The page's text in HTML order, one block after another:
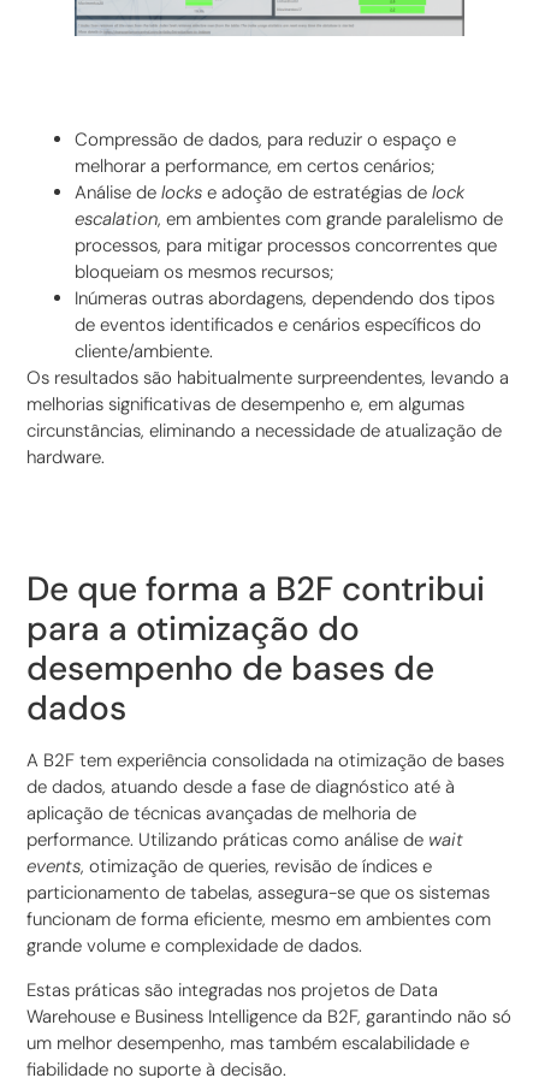
Compressão de dados, para reduzir o espaço e
melhorar a performance, em certos cenários;
Análise delocks e adoção de estratégias delock
escalation, em ambientes com grande paralelismo de
processos, para mitigar processos concorrentes que
bloqueiam os mesmos recursos;
Inúmeras outras abordagens, dependendo dos tipos
de eventos identificados e cenários específicos do
cliente/ambiente.
Os resultados são habitualmente surpreendentes, levando a
melhorias significativas de desempenho e, em algumas
circunstâncias, eliminando a necessidade de atualização de
hardware.
De que forma a B2F contribui
para a otimização do
desempenho de bases de
dados
A B2F tem experiência consolidada na otimização de bases
de dados, atuando desde a fase de diagnóstico até à
aplicação de técnicas avançadas de melhoria de
performance. Utilizando práticas como análise de wait
events, otimização de queries, revisão de índices e
particionamento de tabelas, assegura-se que os sistemas
funcionam de forma eficiente, mesmo em ambientes com
grande volume e complexidade de dados.
Estas práticas são integradas nos projetos de Data
Warehouse e Business Intelligence da B2F, garantindo não só
um melhor desempenho, mas também escalabilidade e
fiabilidade no suporte à decisão.